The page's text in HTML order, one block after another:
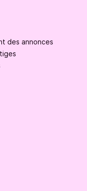
des annonces